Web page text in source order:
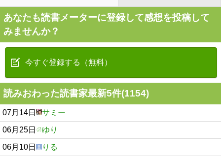
あなたも読書メーターに登録して感想を投稿して
みませんか？
今すぐ登録する（無料）
読みおわった読書家最新5件(1154)
07月14日 サミー
06月25日 ゆり
06月10日 りる